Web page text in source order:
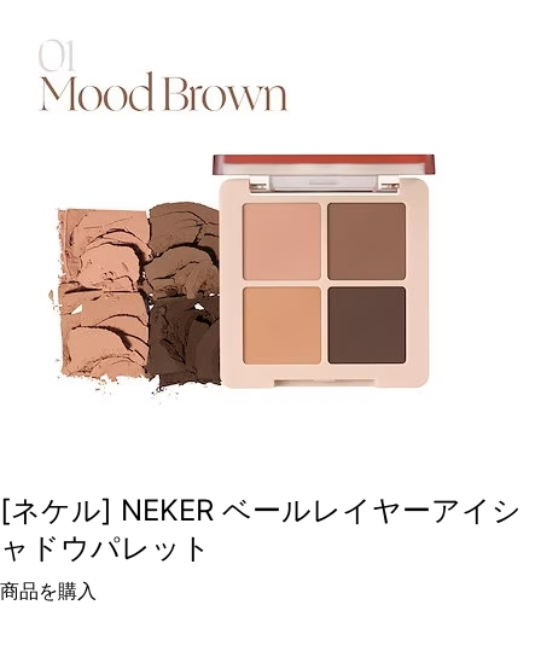
[ネケル] NEKER ベールレイヤーアイシ
ャドウパレット
商品を購入